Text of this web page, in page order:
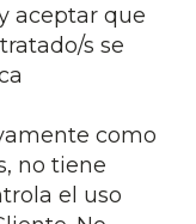
aceptar que
s se
como
no tiene
el uso